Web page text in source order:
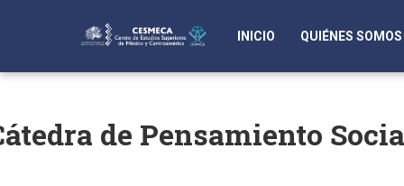
INICIO QUIÉNES SOMOS
de Pensamiento